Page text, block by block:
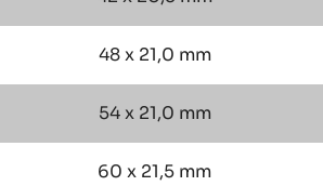
48 x 21,0 mm
54 x 21,0 mm
60 x 21,5 mm